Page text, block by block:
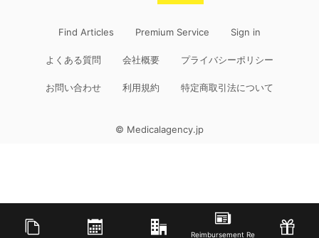
Reimbursement Re
Find Articles Premium Service Sign in
よくある質問 会社概要 プライバシーポリシー
お問い合わせ 利用規約 特定商取引法について
© Medicalagency.jp